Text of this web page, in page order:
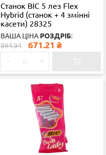
Станок ВІС 5 лез Flex
Hybrid (станок + 4 змінні
касети) 28325
ВАША ЦІНА РОЗДРІБ:
894.94
671.21 ₴